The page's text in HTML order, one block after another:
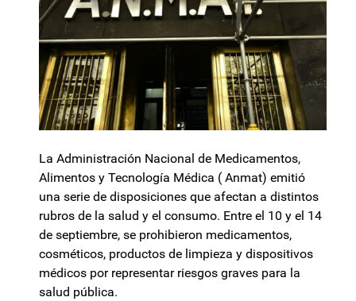
La Administración Nacional de Medicamentos,
Alimentos y Tecnología Médica ( Anmat) emitió
una serie de disposiciones que afectan a distintos
rubros de la salud y el consumo. Entre el 10 y el 14
de septiembre, se prohibieron medicamentos,
cosméticos, productos de limpieza y dispositivos
médicos por representar riesgos graves para la
salud pública.